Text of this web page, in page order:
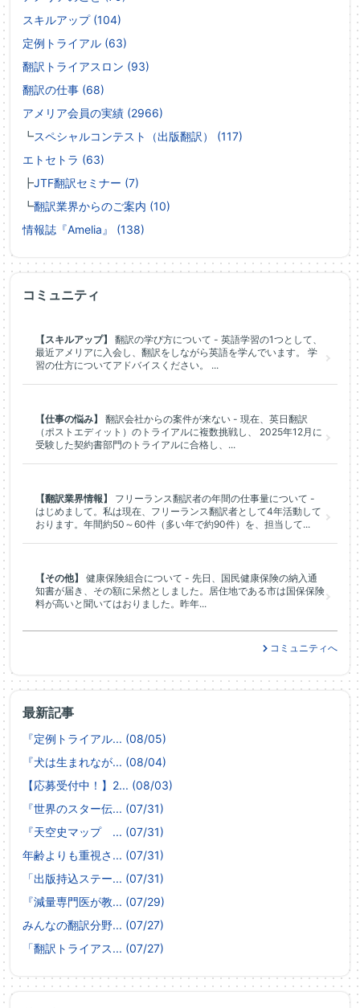
スキルアップ (104)
定例トライアル (63)
翻訳トライアスロン (93)
翻訳の仕事 (68)
アメリア会員の実績 (2966)
┗スペシャルコンテスト（出版翻訳） (117)
エトセトラ (63)
┣JTF翻訳セミナー (7)
┗翻訳業界からのご案内 (10)
情報誌『Amelia』 (138)
最新記事
『定例トライアル... (08/05)
『犬は生まれなが... (08/04)
【応募受付中！】2... (08/03)
『世界のスター伝... (07/31)
『天空史マップ ... (07/31)
年齢よりも重視さ... (07/31)
「出版持込ステー... (07/31)
『減量専門医が教... (07/29)
みんなの翻訳分野... (07/27)
「翻訳トライアス... (07/27)
コミュニティ
【スキルアップ】
翻訳の学び方について - 英語学習の1つとして、
最近アメリアに入会し、翻訳をしながら英語を学んでいます。 学
習の仕方についてアドバイスください。 ...
【仕事の悩み】
翻訳会社からの案件が来ない - 現在、英日翻訳
（ポストエディット）のトライアルに複数挑戦し、 2025年12月に
受験した契約書部門のトライアルに合格し、...
【翻訳業界情報】
フリーランス翻訳者の年間の仕事量について -
はじめまして。私は現在、フリーランス翻訳者として4年活動して
おります。年間約50～60件（多い年で約90件）を、担当して...
【その他】
健康保険組合について - 先日、国民健康保険の納入通
知書が届き、その額に呆然としました。居住地である市は国保保険
料が高いと聞いてはおりました。昨年...
コミュニティへ